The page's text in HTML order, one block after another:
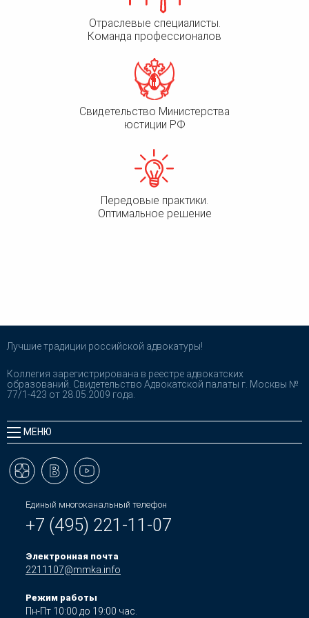
Отраслевые специалисты.
Команда профессионалов
Свидетельство Министерства
юстиции РФ
Передовые практики.
Оптимальное решение
Лучшие традиции российской адвокатуры!
Коллегия зарегистрирована в реестре адвокатских
образований. Свидетельство Адвокатской палаты г. Москвы №
77/1-423 от 28.05.2009 года.
МЕНЮ
Единый многоканальный телефон
+7 (495) 221-11-07
Электронная почта
2211107@mmka.info
Режим работы
Пн-Пт 10:00 до 19:00 час.